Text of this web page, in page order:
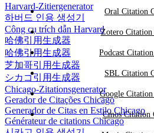
Harvard-Zitiergenerator
하버드 인용 생성기
Công cụ trích dẫn Harvard
哈佛引用生成器
哈佛引用生成器
芝加哥引用生成器
シカゴ引用生成器
Chicago-Zitationsgenerator
Gerador de Citações Chicago
Generador de Citas en Estilo Chicago
Générateur de citations Chicago
Oral Citation
Zotero Citation
Podcast
SBL Citation
Google
Cmos Citation